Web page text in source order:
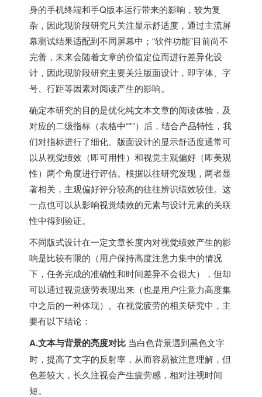
身的手机终端和手Q版本运行带来的影响，较为复
杂，因此现阶段研究只关注显示舒适度，通过主流屏
幕测试结果适配到不同屏幕中；“软件功能”目前尚不
完善，未来会随着文章的价值定位而进行差异化设
计，因此现阶段研究主要关注版面设计，即字体、字
号、行距等因素对阅读产生的影响。
确定本研究的目的是优化纯文本文章的阅读体验，及
对应的二级指标（表格中“*”）后，结合产品特性，我
们对指标进行了细化。版面设计的显示舒适度通常可
以从视觉绩效（即可用性）和视觉主观偏好（即美观
性）两个角度进行评估。根据以往研究发现，两者显
著相关，主观偏好评分较高的往往辨识绩效较佳。这
一点也可以从影响视觉绩效的元素与设计元素的关联
性中得到验证。
不同版式设计在一定文章长度内对视觉绩效产生的影
响是比较有限的（用户保持高度注意力集中的情况
下，任务完成的准确性和时间差异不会很大），但却
可以通过视觉疲劳表现出来（也是用户注意力高度集
中之后的一种体现）。在视觉疲劳的相关研究中，主
要有以下结论：
A.文本与背景的亮度对比 当白色背景遇到黑色文字
时，提高了文字的反射率，从而容易被注意理解，但
色差较大，长久注视会产生疲劳感，相对注视时间
短。